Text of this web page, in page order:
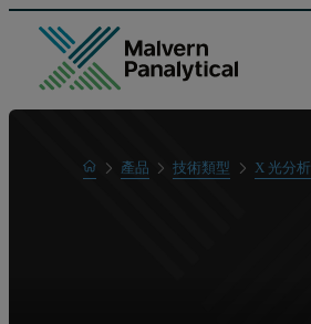
Home產品 技術類型 X 光分析